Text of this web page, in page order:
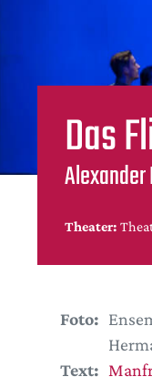
Das
Theater:
Foto:
Text: